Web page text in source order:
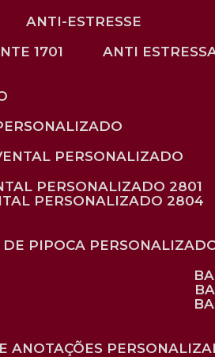
ANTI-ESTRESSE
1701 ANTI
PERSONALIZADO
PERSONALIZADO 2801
PERSONALIZADO 2804
DE PIPOCA
ANOTAÇÕES